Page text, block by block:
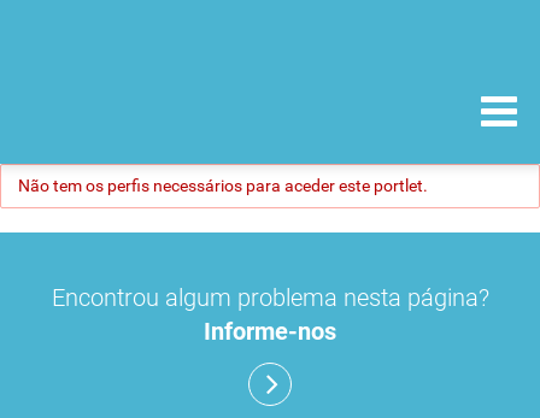
Não tem os perfis necessários para aceder este portlet.
Encontrou algum problema nesta página?
Informe-nos